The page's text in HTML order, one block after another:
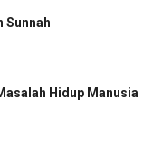
Sunnah
Hidup Manusia